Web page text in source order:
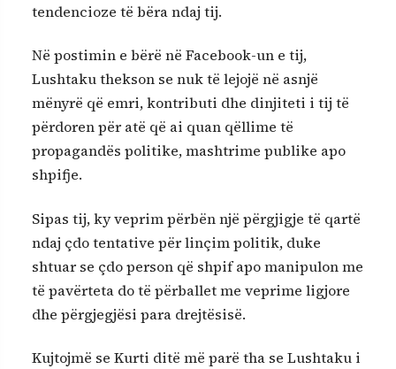
tendencioze të bëra ndaj tij.
Në postimin e bërë në Facebook-un e tij,
Lushtaku thekson se nuk të lejojë në asnjë
mënyrë që emri, kontributi dhe dinjiteti i tij të
përdoren për atë që ai quan qëllime të
propagandës politike, mashtrime publike apo
shpifje.
Sipas tij, ky veprim përbën një përgjigje të qartë
ndaj çdo tentative për linçim politik, duke
shtuar se çdo person që shpif apo manipulon me
të pavërteta do të përballet me veprime ligjore
dhe përgjegjësi para drejtësisë.
Kujtojmë se Kurti ditë më parë tha se Lushtaku i